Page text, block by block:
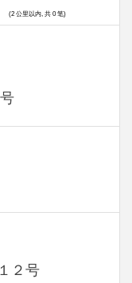
２号
(2 公里以内, 共 0 笔)